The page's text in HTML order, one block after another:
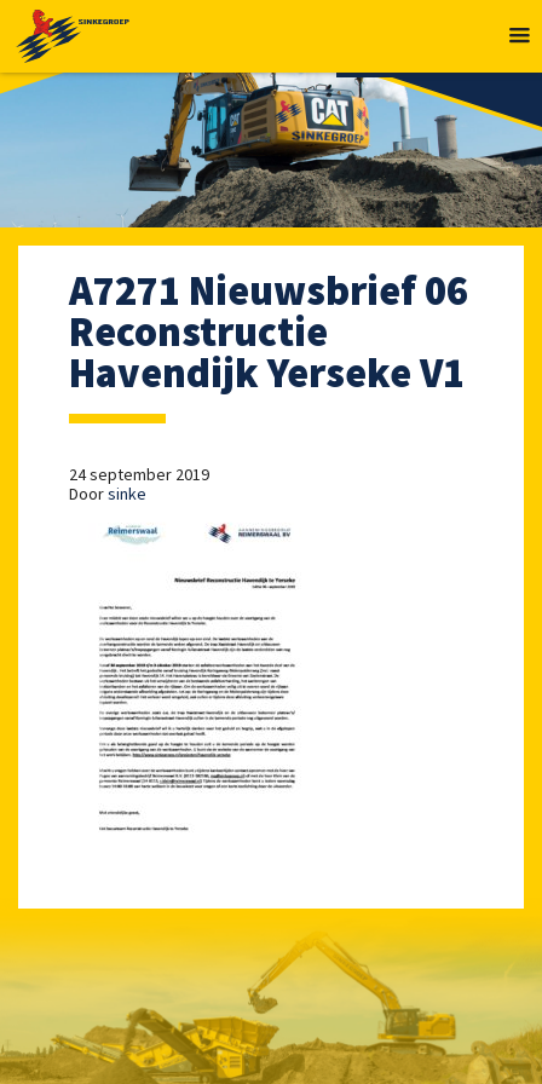
A7271 Nieuwsbrief 06
Reconstructie
Havendijk Yerseke V1
24 september 2019
Doorsinke